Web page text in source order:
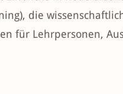
die
für Lehrpersonen,